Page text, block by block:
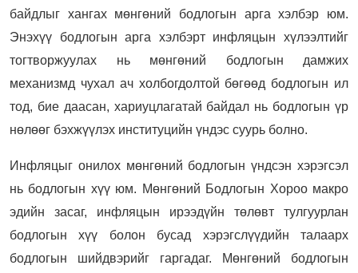
байдлыг хангах мөнгөний бодлогын арга хэлбэр юм.
Энэхүү бодлогын арга хэлбэрт инфляцын хүлээлтийг
тогтворжуулах нь мөнгөний бодлогын дамжих
механизмд чухал ач холбогдолтой бөгөөд бодлогын ил
тод, бие даасан, хариуцлагатай байдал нь бодлогын үр
нөлөөг бэхжүүлэх институцийн үндэс суурь болно.
Инфляцыг онилох мөнгөний бодлогын үндсэн хэрэгсэл
нь бодлогын хүү юм. Мөнгөний Бодлогын Хороо макро
эдийн засаг, инфляцын ирээдүйн төлөвт тулгуурлан
бодлогын хүү болон бусад хэрэгслүүдийн талаарх
бодлогын шийдвэрийг гаргадаг. Мөнгөний бодлогын